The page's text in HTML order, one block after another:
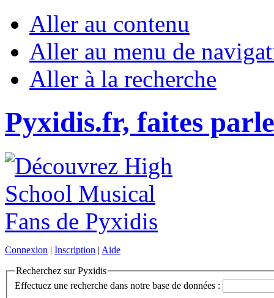
Aller au contenu
Aller au menu de
Aller à la recherche
Pyxidis.fr, faites
Connexion | Inscription | Aide
Recherchez sur Pyxidis
Effectuez une recherche dans notre base de données :